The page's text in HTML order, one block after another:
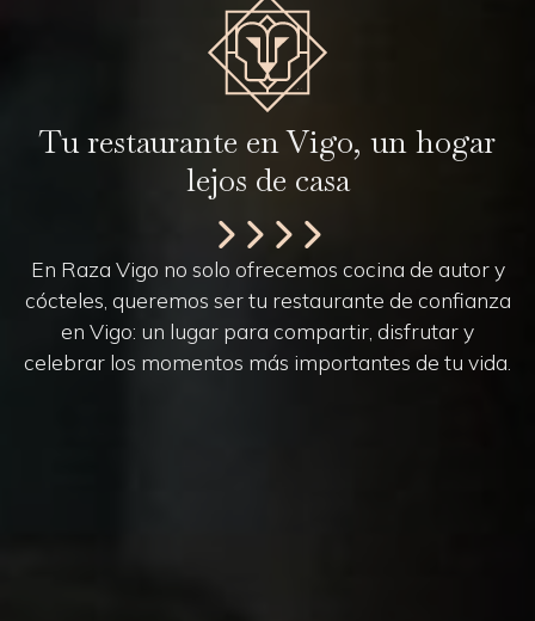
Tu restaurante en Vigo, un hogar
lejos de casa
En Raza Vigo no solo ofrecemos cocina de autor y
cócteles, queremos ser tu restaurante de confianza
en Vigo: un lugar para compartir, disfrutar y
celebrar los momentos más importantes de tu vida.